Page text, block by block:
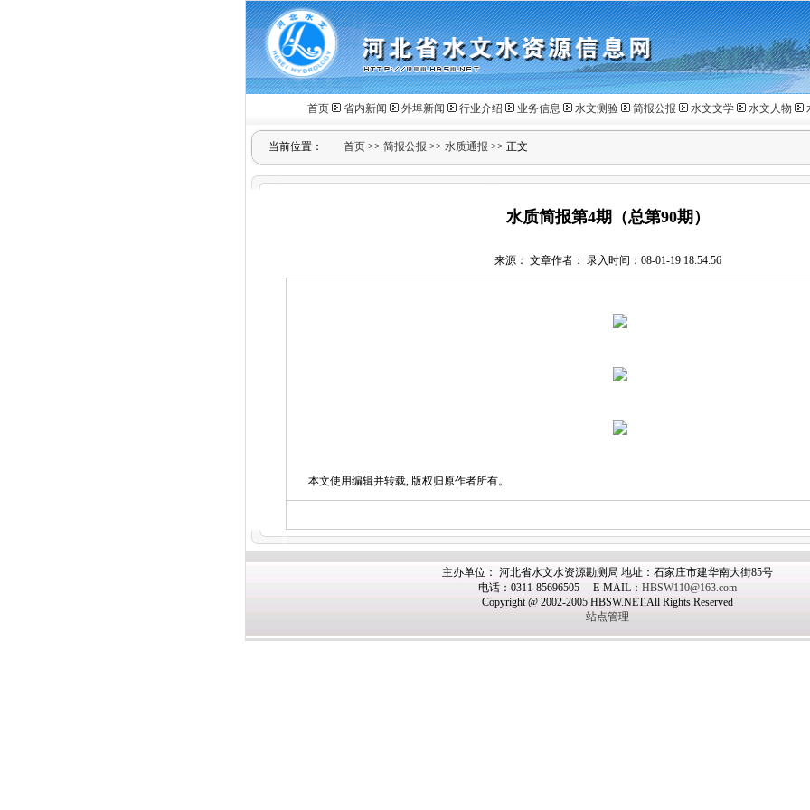
首页 省内新闻 外埠新闻 行业介绍 业务信息 水文测验 简报公报 水文文学 水文人物
当前位置： 首页 >> 简报公报 >> 水质通报 >> 正文
水质简报第4期（总第90期）
来源： 文章作者： 录入时间：08-01-19 18:54:56
本文使用编辑并转载, 版权归原作者所有。
主办单位： 河北省水文水资源勘测局 地址：石家庄市建华南大街85号
电话：0311-85696505 E-MAIL： HBSW110@163.com
Copyright @ 2002-2005 HBSW.NET,All Rights Reserved
站点管理